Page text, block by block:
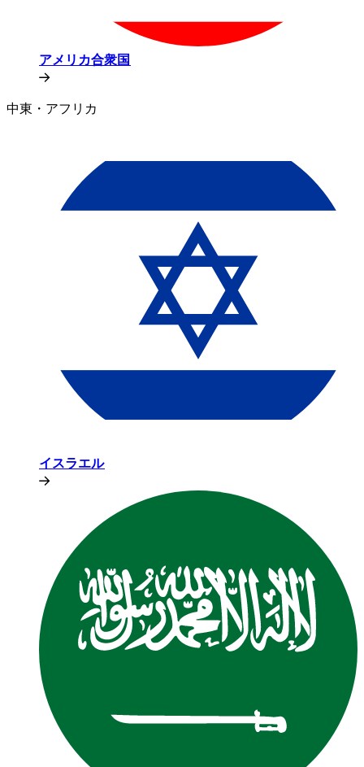
アメリカ合衆国​​
中東・アフリカ​​
イスラエル​​